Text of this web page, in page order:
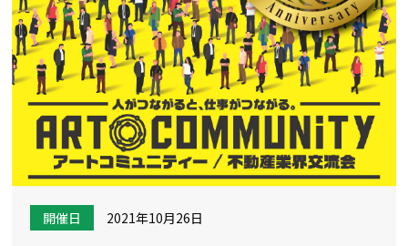
開催日 2021年10月26日